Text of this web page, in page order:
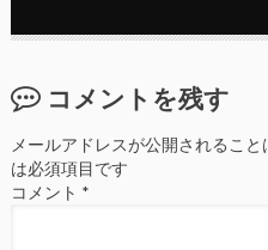
コメントを残す
メールアドレスが公開されること
は必須項目です
コメント *